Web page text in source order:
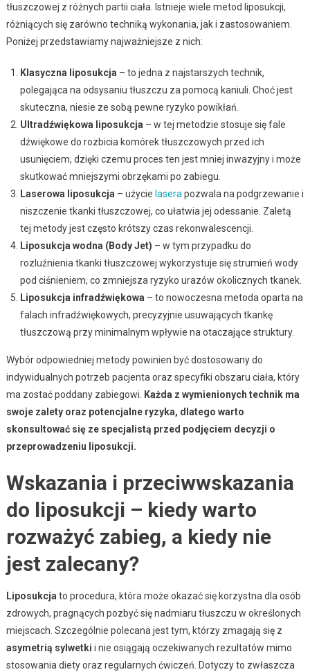
tłuszczowej z różnych partii ciała. Istnieje wiele metod liposukcji,
różniących się zarówno techniką wykonania, jak i zastosowaniem.
Poniżej przedstawiamy najważniejsze z nich:
Klasyczna liposukcja – to jedna z najstarszych technik,
polegająca na odsysaniu tłuszczu za pomocą kaniuli. Choć jest
skuteczna, niesie ze sobą pewne ryzyko powikłań.
Ultradźwiękowa liposukcja – w tej metodzie stosuje się fale
dźwiękowe do rozbicia komórek tłuszczowych przed ich
usunięciem, dzięki czemu proces ten jest mniej inwazyjny i może
skutkować mniejszymi obrzękami po zabiegu.
Laserowa liposukcja – użycie lasera pozwala na podgrzewanie i
niszczenie tkanki tłuszczowej, co ułatwia jej odessanie. Zaletą
tej metody jest często krótszy czas rekonwalescencji.
Liposukcja wodna (Body Jet) – w tym przypadku do
rozluźnienia tkanki tłuszczowej wykorzystuje się strumień wody
pod ciśnieniem, co zmniejsza ryzyko urazów okolicznych tkanek.
Liposukcja infradźwiękowa – to nowoczesna metoda oparta na
falach infradźwiękowych, precyzyjnie usuwających tkankę
tłuszczową przy minimalnym wpływie na otaczające struktury.
Wybór odpowiedniej metody powinien być dostosowany do
indywidualnych potrzeb pacjenta oraz specyfiki obszaru ciała, który
ma zostać poddany zabiegowi.
Każda z wymienionych technik ma
swoje zalety oraz potencjalne ryzyka, dlatego warto
skonsultować się ze specjalistą przed podjęciem decyzji o
przeprowadzeniu liposukcji.
Wskazania i przeciwwskazania
do liposukcji – kiedy warto
rozważyć zabieg, a kiedy nie
jest zalecany?
Liposukcja to procedura, która może okazać się korzystna dla osób
zdrowych, pragnących pozbyć się nadmiaru tłuszczu w określonych
miejscach. Szczególnie polecana jest tym, którzy zmagają się z
asymetrią sylwetki i nie osiągają oczekiwanych rezultatów mimo
stosowania diety oraz regularnych ćwiczeń. Dotyczy to zwłaszcza